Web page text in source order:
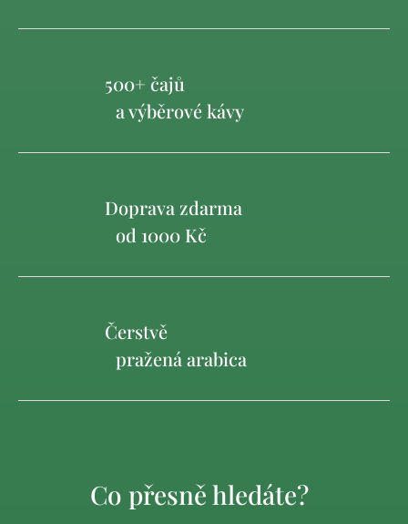
500+ čajů
a výběrové kávy
Doprava zdarma
od 1000 Kč
Čerstvě
pražená arabica
Co přesně hledáte?